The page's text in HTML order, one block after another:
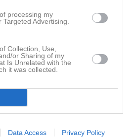
processing my
Advertising.
Collection, Use,
or Sharing of my
Is Unrelated with the
it was collected.
Data Access Privacy Policy
skapa ert första album